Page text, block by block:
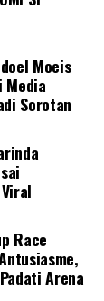
Moeis
Media
Sorotan
Race
Arena